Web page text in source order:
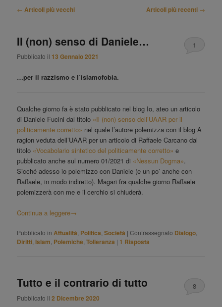
Navigazione
← Articoli più vecchi Articoli più recenti →
Il (non) senso di Daniele…
Pubblicato il 13 Gennaio 2021
1
…per il razzismo e l’islamofobia.
Qualche giorno fa è stato pubblicato nel blog Io, ateo un articolo
di Daniele Fucini dal titolo «Il (non) senso dell’UAAR per il
politicamente corretto» nel quale l’autore polemizza con il blog A
ragion veduta dell’UAAR per un articolo di Raffaele Carcano dal
titolo «Vocabolario sintetico del politicamente corretto» e
pubblicato anche sul numero 01/2021 di «Nessun Dogma».
Sicché adesso io polemizzo con Daniele (e un po’ anche con
Raffaele, in modo indiretto). Magari fra qualche giorno Raffaele
polemizzerà con me e il cerchio si chiuderà.
Continua a leggere→
Pubblicato in Attualità Politica ,Società |Contrassegnato Dialogo
Diritti ,Islam Polemiche ,Tolleranza | 1 Risposta
Tutto e il contrario di tutto
Pubblicato il2 Dicembre 2020
8